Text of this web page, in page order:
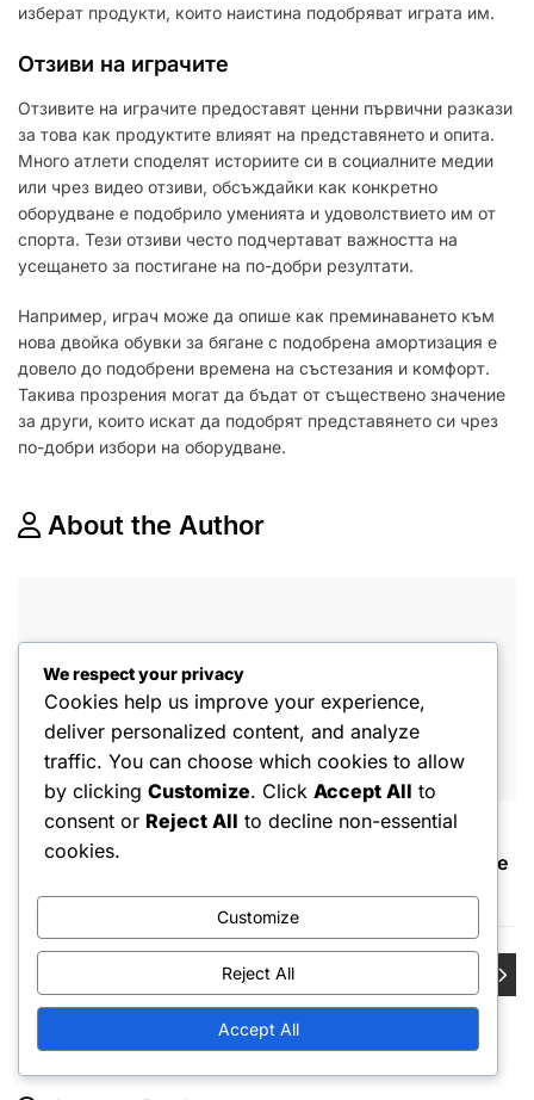
изберат продукти, които наистина подобряват играта им.
Отзиви на играчите
Отзивите на играчите предоставят ценни първични разкази
за това как продуктите влияят на представянето и опита.
Много атлети споделят историите си в социалните медии
или чрез видео отзиви, обсъждайки как конкретно
оборудване е подобрило уменията и удоволствието им от
спорта. Тези отзиви често подчертават важността на
усещането за постигане на по-добри резултати.
Например, играч може да опише как преминаването към
нова двойка обувки за бягане с подобрена амортизация е
довело до подобрени времена на състезания и комфорт.
Такива прозрения могат да бъдат от съществено значение
за други, които искат да подобрят представянето си чрез
по-добри избори на оборудване.
About the Author
Администратор
Съдържание, публикувано от редакционния екип.
Post
navigation
Комфорт на захвата: Ползи, Техники, Влияние
върху играчите
Правилен натиск при захващане: Ползи,
техники, влияние върху играчите
We respect your privacy
Cookies help us improve your experience,
deliver personalized content, and analyze
traffic. You can choose which cookies to allow
by clicking Customize. Click Accept All to
consent or Reject All to decline non-essential
cookies.
Customize
Reject All
Accept All